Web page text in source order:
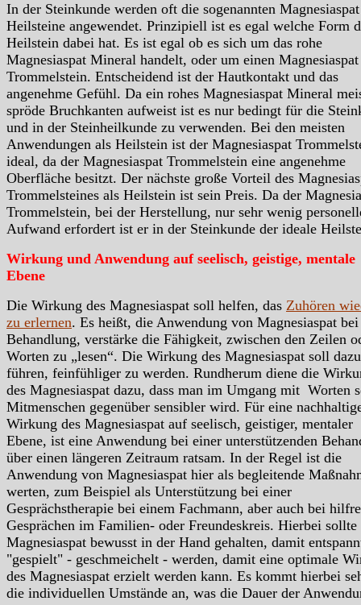
In der Steinkunde werden oft die sogenannten Magnesiaspat
Heilsteine angewendet. Prinzipiell ist es egal welche Form
Heilstein dabei hat. Es ist egal ob es sich um das rohe
Magnesiaspat Mineral handelt, oder um einen Magnesiaspat
Trommelstein. Entscheidend ist der Hautkontakt und das
angenehme Gefühl. Da ein rohes Magnesiaspat Mineral
spröde Bruchkanten aufweist ist es nur bedingt für die
und in der Steinheilkunde zu verwenden. Bei den meisten
Anwendungen als Heilstein ist der Magnesiaspat
ideal, da der Magnesiaspat Trommelstein eine angenehme
Oberfläche besitzt. Der nächste große Vorteil des
Trommelsteines als Heilstein ist sein Preis. Da der
Trommelstein, bei der Herstellung, nur sehr wenig
Aufwand erfordert ist er in der Steinkunde der ideale
Wirkung und Anwendung auf seelisch, geistige, mentale
Ebene
Die Wirkung des Magnesiaspat soll helfen, das Zuhören
zu erlernen. Es heißt, die Anwendung von Magnesiaspat
Behandlung, verstärke die Fähigkeit, zwischen den Zeilen
Worten zu „lesen“. Die Wirkung des Magnesiaspat soll dazu
führen, feinfühliger zu werden. Rundherum diene die
des Magnesiaspat dazu, dass man im Umgang mit Worten
Mitmenschen gegenüber sensibler wird. Für eine
Wirkung des Magnesiaspat auf seelisch, geistiger, mentaler
Ebene, ist eine Anwendung bei einer unterstützenden
über einen längeren Zeitraum ratsam. In der Regel ist die
Anwendung von Magnesiaspat hier als begleitende
werten, zum Beispiel als Unterstützung bei einer
Gesprächstherapie bei einem Fachmann, aber auch bei
Gesprächen im Familien- oder Freundeskreis. Hierbei sollte
Magnesiaspat bewusst in der Hand gehalten, damit
"gespielt" - geschmeichelt - werden, damit eine optimale
des Magnesiaspat erzielt werden kann. Es kommt hierbei
die individuellen Umstände an, was die Dauer der